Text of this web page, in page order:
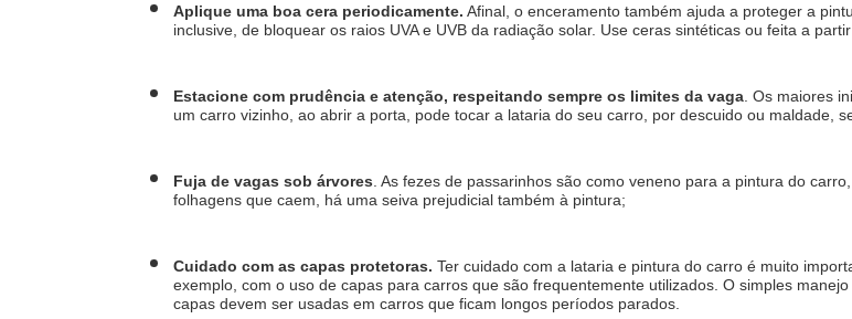
Aplique uma boa cera periodicamente. Afinal, o enceramento também ajuda a proteger a
inclusive, de bloquear os raios UVA e UVB da radiação solar. Use ceras sintéticas ou feita a
Estacione com prudência e atenção, respeitando sempre os limites da vaga . Os maiores
um carro vizinho, ao abrir a porta, pode tocar a lataria do seu carro, por descuido ou maldade,
Fuja de vagas sob árvores . As fezes de passarinhos são como veneno para a pintura do
folhagens que caem, há uma seiva prejudicial também à pintura;
Cuidado com as capas protetoras. Ter cuidado com a lataria e pintura do carro é muito
exemplo, com o uso de capas para carros que são frequentemente utilizados. O simples
capas devem ser usadas em carros que ficam longos períodos parados.